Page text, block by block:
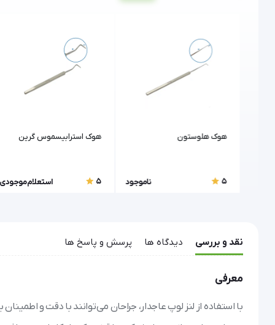
هوک هلوستون
5 ناموجود
هوک استرابیسموس گرین
5 استعلام موجودی
نقد و بررسی دیدگاه ها پرسش و پاسخ ها
معرفی
با استفاده از لنز لوپ عاجدار، جراحان می‌توانند با دقت و